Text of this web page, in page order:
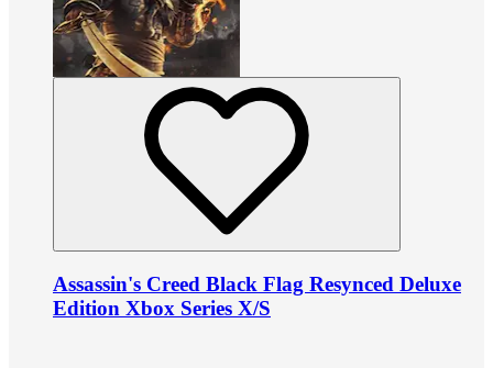
Assassin's Creed Black Flag Resynced Deluxe
Edition Xbox Series X/S